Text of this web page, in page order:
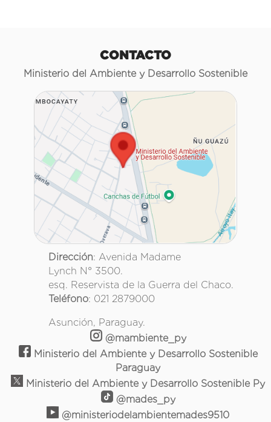
CONTACTO
Ministerio del Ambiente y Desarrollo Sostenible
Dirección: Avenida Madame
Lynch N° 3500.
esq. Reservista de la Guerra del Chaco.
Teléfono: 021 2879000
Asunción, Paraguay.
@mambiente_py
Ministerio del Ambiente y Desarrollo Sostenible
Paraguay
Ministerio del Ambiente y Desarrollo Sostenible Py
@mades_py
@ministeriodelambientemades9510